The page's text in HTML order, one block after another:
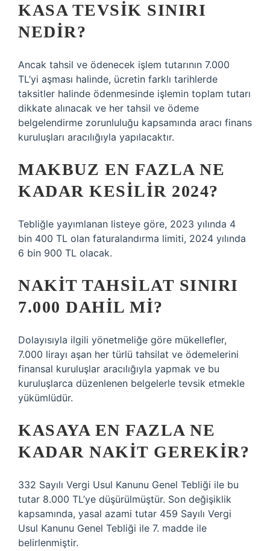
KASA TEVSIK SINIRI
NEDIR?
Ancak tahsil ve ödenecek işlem tutarının 7.000
TL’yi aşması halinde, ücretin farklı tarihlerde
taksitler halinde ödenmesinde işlemin toplam tutarı
dikkate alınacak ve her tahsil ve ödeme
belgelendirme zorunluluğu kapsamında aracı finans
kuruluşları aracılığıyla yapılacaktır.
MAKBUZ EN FAZLA NE
KADAR KESILIR 2024?
Tebliğle yayımlanan listeye göre, 2023 yılında 4
bin 400 TL olan faturalandırma limiti, 2024 yılında
6 bin 900 TL olacak.
NAKIT TAHSILAT SINIRI
7.000 DAHIL MI?
Dolayısıyla ilgili yönetmeliğe göre mükellefler,
7.000 lirayı aşan her türlü tahsilat ve ödemelerini
finansal kuruluşlar aracılığıyla yapmak ve bu
kuruluşlarca düzenlenen belgelerle tevsik etmekle
yükümlüdür.
KASAYA EN FAZLA NE
KADAR NAKIT GEREKIR?
332 Sayılı Vergi Usul Kanunu Genel Tebliği ile bu
tutar 8.000 TL’ye düşürülmüştür. Son değişiklik
kapsamında, yasal azami tutar 459 Sayılı Vergi
Usul Kanunu Genel Tebliği ile 7. madde ile
belirlenmiştir.